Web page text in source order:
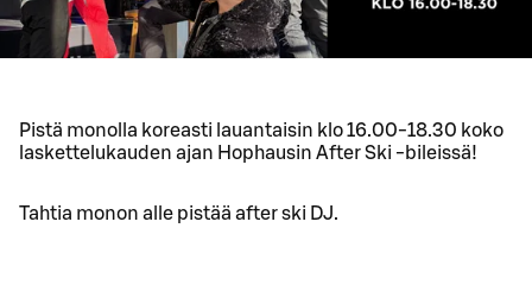
Pistä monolla koreasti lauantaisin klo 16.00-18.30 koko
laskettelukauden ajan Hophausin After Ski -bileissä!
Tahtia monon alle pistää after ski DJ.